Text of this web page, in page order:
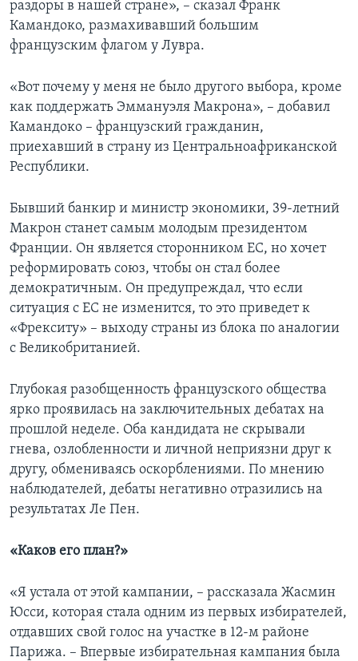
раздоры в нашей стране», – сказал Франк
Камандоко, размахивавший большим
французским флагом у Лувра.
«Вот почему у меня не было другого выбора, кроме
как поддержать Эммануэля Макрона», – добавил
Камандоко – французский гражданин,
приехавший в страну из Центральноафриканской
Республики.
Бывший банкир и министр экономики, 39-летний
Макрон станет самым молодым президентом
Франции. Он является сторонником ЕС, но хочет
реформировать союз, чтобы он стал более
демократичным. Он предупреждал, что если
ситуация с ЕС не изменится, то это приведет к
«Фрекситу» – выходу страны из блока по аналогии
с Великобританией.
Глубокая разобщенность французского общества
ярко проявилась на заключительных дебатах на
прошлой неделе. Оба кандидата не скрывали
гнева, озлобленности и личной неприязни друг к
другу, обмениваясь оскорблениями. По мнению
наблюдателей, дебаты негативно отразились на
результатах Ле Пен.
«Каков его план?»
«Я устала от этой кампании, – рассказала Жасмин
Юсси, которая стала одним из первых избирателей,
отдавших свой голос на участке в 12-м районе
Парижа. – Впервые избирательная кампания была